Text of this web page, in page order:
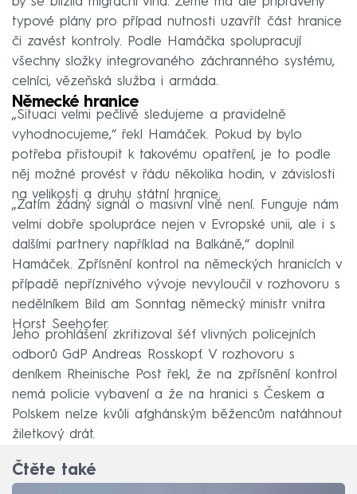
typové plány pro případ nutnosti uzavřít část hranice
či zavést kontroly. Podle Hamáčka spolupracují
všechny složky integrovaného záchranného systému,
celníci, vězeňská služba i armáda.
Německé hranice
„Situaci velmi pečlivě sledujeme a pravidelně
vyhodnocujeme,“ řekl Hamáček. Pokud by bylo
potřeba přistoupit k takovému opatření, je to podle
něj možné provést v řádu několika hodin, v závislosti
na velikosti a druhu státní hranice.
„Zatím žádný signál o masivní vlně není. Funguje nám
velmi dobře spolupráce nejen v Evropské unii, ale i s
dalšími partnery například na Balkáně,“ doplnil
Hamáček. Zpřísnění kontrol na německých hranicích v
případě nepříznivého vývoje nevyloučil v rozhovoru s
nedělníkem Bild am Sonntag německý ministr vnitra
Horst Seehofer.
Jeho prohlášení zkritizoval šéf vlivných policejních
odborů GdP Andreas Rosskopf. V rozhovoru s
deníkem Rheinische Post řekl, že na zpřísnění kontrol
nemá policie vybavení a že na hranici s Českem a
Polskem nelze kvůli afghánským běžencům natáhnout
žiletkový drát.
Čtěte také